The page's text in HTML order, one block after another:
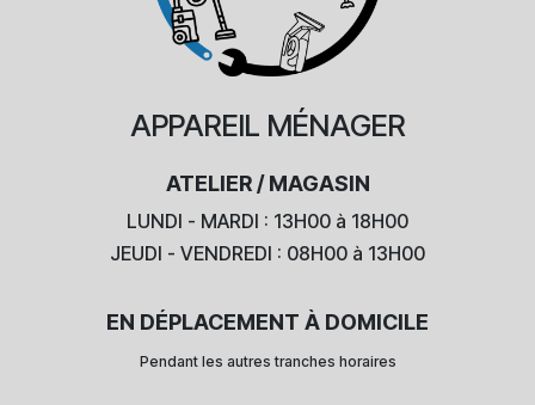
APPAREIL MÉNAGER
ATELIER / MAGASIN
LUNDI - MARDI : 13H00 à 18H00
JEUDI - VENDREDI : 08H00 à 13H00
EN DÉPLACEMENT À DOMICILE
Pendant les autres tranches horaires